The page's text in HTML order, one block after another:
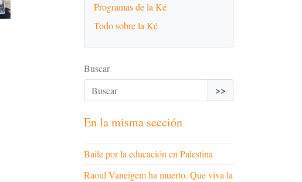
Programas de la Ké
Todo sobre la Ké
Buscar
>>
En la misma sección
Baile por la educación en Palestina
Raoul Vaneigem ha muerto. Que viva la